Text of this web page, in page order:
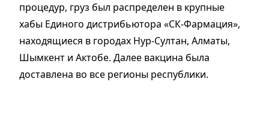
процедур, груз был распределен в крупные
хабы Единого дистрибьютора «СК-Фармация»,
находящиеся в городах Нур-Султан, Алматы,
Шымкент и Актобе. Далее вакцина была
доставлена во все регионы республики.